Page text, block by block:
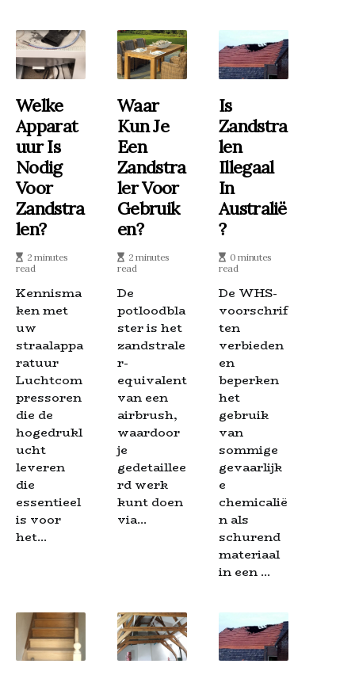
Welke
Apparat
Uur Is
Nodig
Voor
Zandstra
Len?
2 minutes
read
Kennisma
ken met
uw
straalappa
ratuur
Luchtcom
pressoren
die de
hogedrukl
ucht
leveren
die
essentieel
is voor
het...
Waar
Kun Je
Een
Zandstra
Ler Voor
Gebruik
En?
2 minutes
read
De
potloodbla
ster is het
zandstrale
r-
equivalent
van een
airbrush,
waardoor
je
gedetaillee
rd werk
kunt doen
via...
Is
Zandstra
Len
Illegaal
In
Australië
?
0 minutes
read
De WHS-
voorschrif
ten
verbieden
en
beperken
het
gebruik
van
sommige
gevaarlijk
e
chemicalië
n als
schurend
materiaal
in een ...